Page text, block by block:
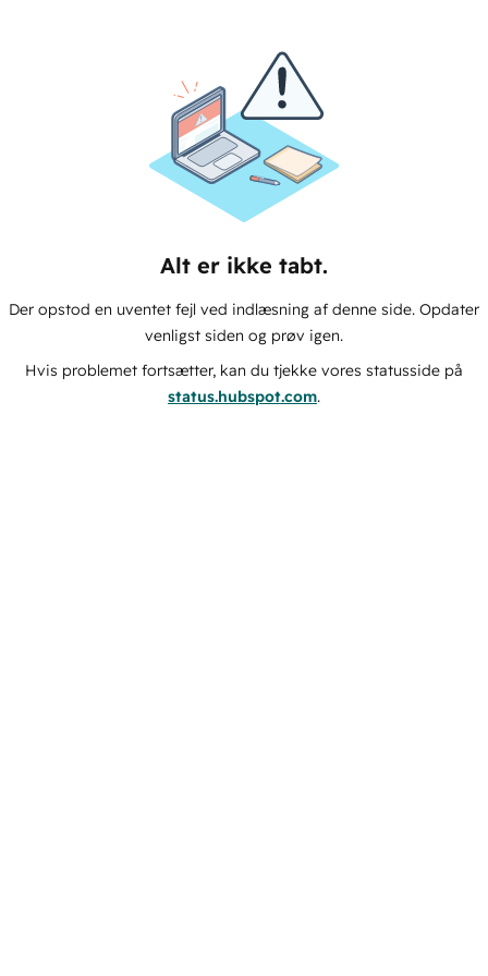
Alt er ikke tabt.
Der opstod en uventet fejl ved indlæsning af denne side. Opdater
venligst siden og prøv igen.
Hvis problemet fortsætter, kan du tjekke vores statusside på
status.hubspot.com.